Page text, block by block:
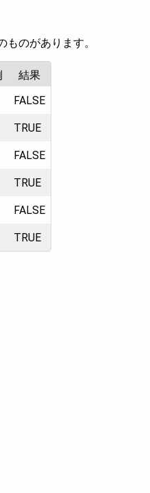
のがあります。
結果
FALSE
TRUE
FALSE
TRUE
FALSE
TRUE